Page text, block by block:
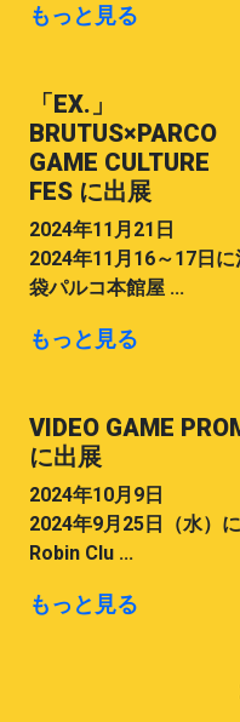
もっと見る
「EX.」
BRUTUS×PARCO
GAME CULTURE
FES に出展
2024年11月21日
2024年11月16～17日に
袋パルコ本館屋 ...
もっと見る
VIDEO GAME
に出展
2024年10月9日
2024年9月25日（水）に
Robin Clu ...
もっと見る